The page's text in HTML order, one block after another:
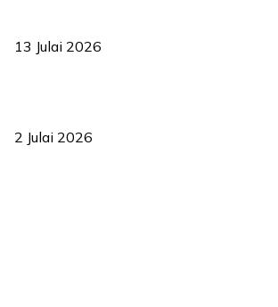
13 Julai 2026
2 Julai 2026